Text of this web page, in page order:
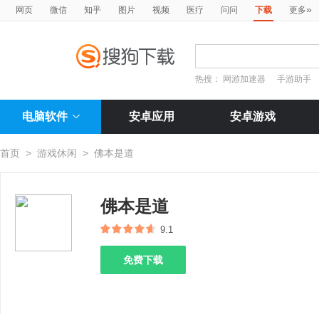
网页 微信 知乎 图片 视频 医疗 问问 下载 更多»
热搜： 网游加速器 手游助手
电脑软件 安卓应用 安卓游戏
首页 > 游戏休闲 > 佛本是道
佛本是道
9.1
免费下载